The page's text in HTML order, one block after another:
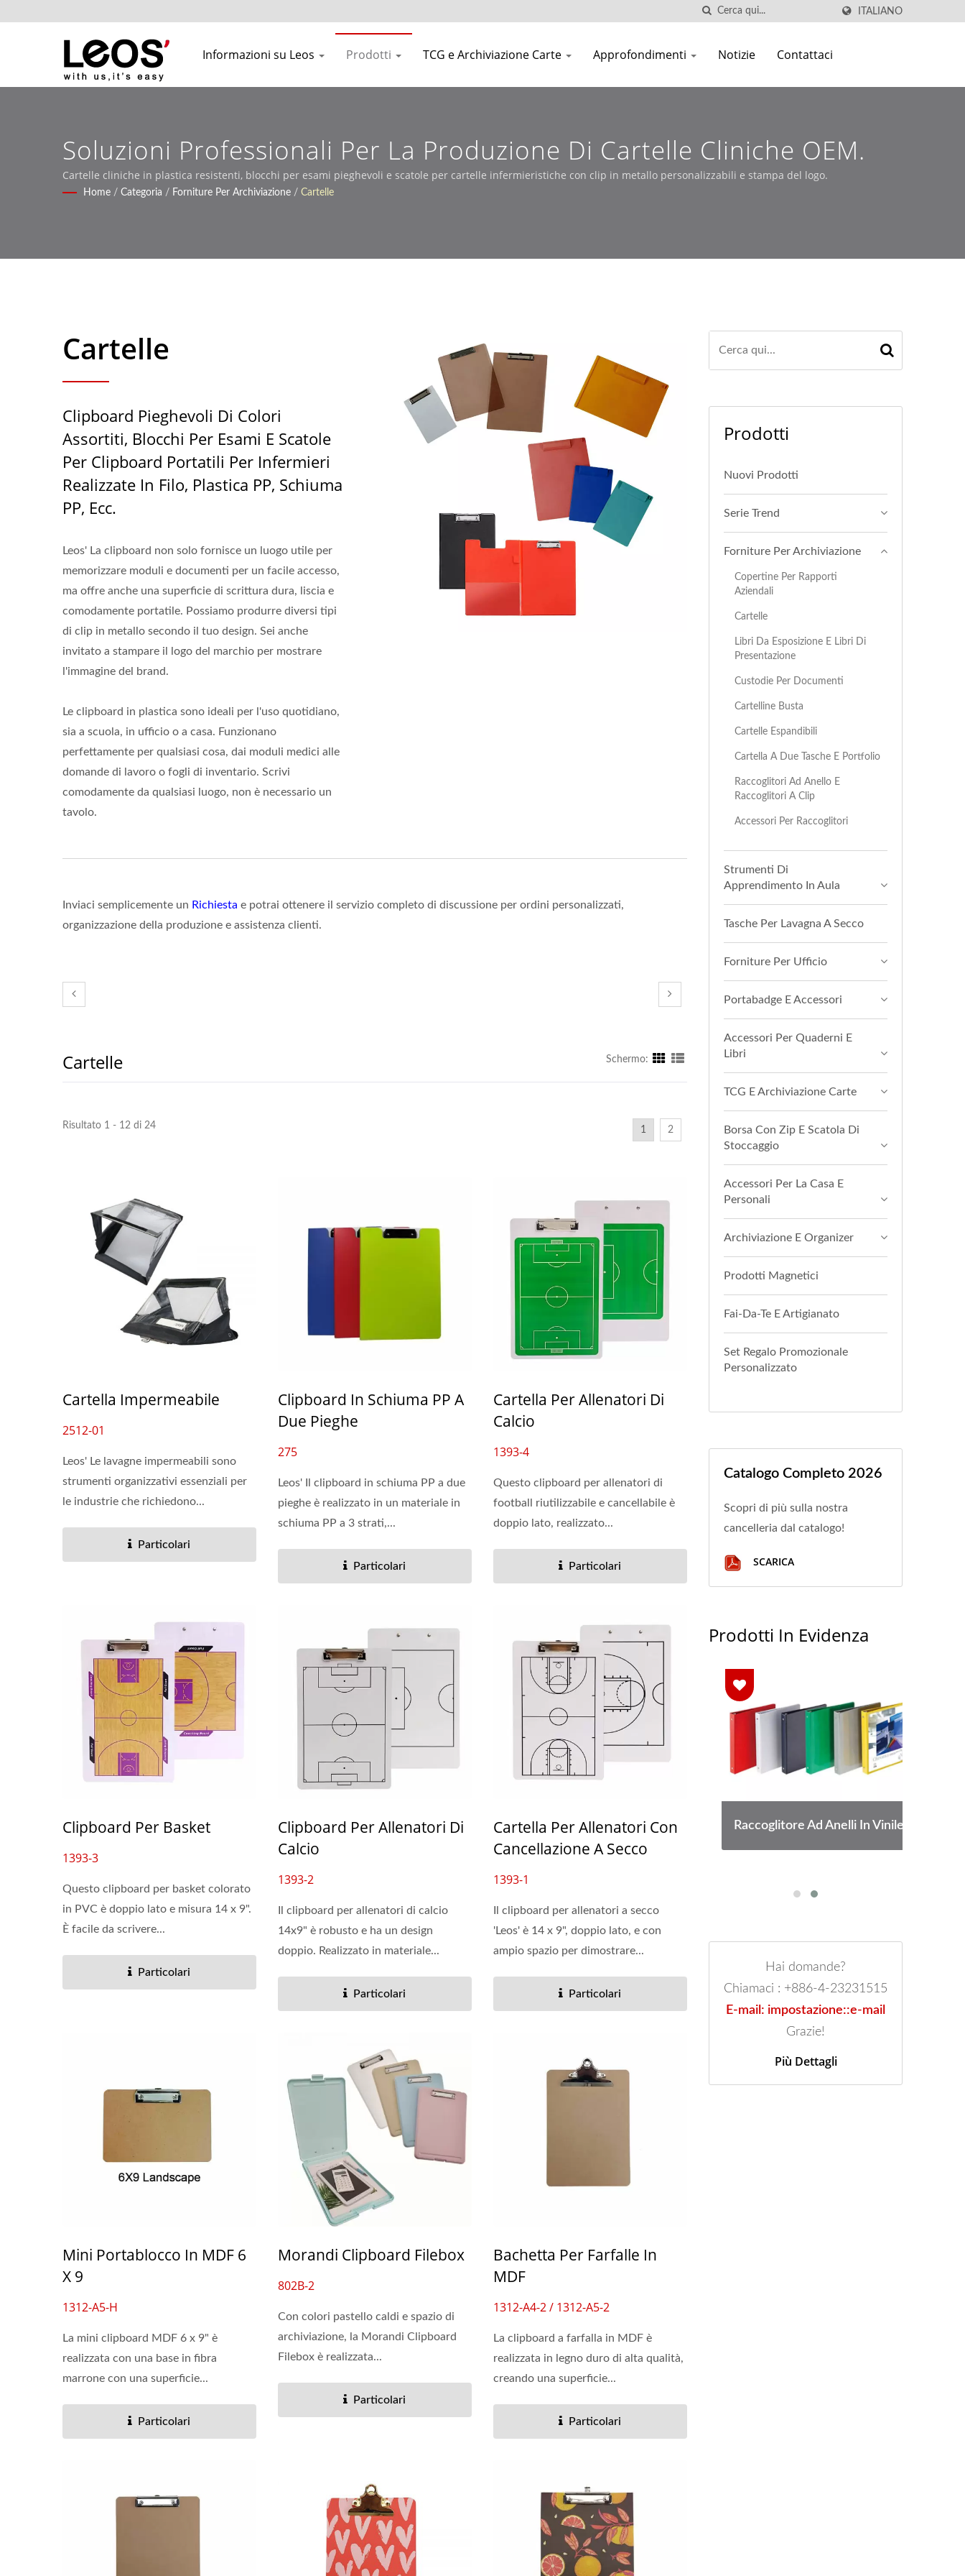
ITALIANO
Informazioni su Leos Prodotti TCG e Archiviazione Carte Approfondimenti Notizie Contattaci
Soluzioni Professionali Per La Produzione Di Cartelle Cliniche OEM.
Cartelle cliniche in plastica resistenti, blocchi per esami pieghevoli e scatole per cartelle infermieristiche con clip in metallo personalizzabili e stampa del logo.
Home / Categoria / Forniture Per Archiviazione / Cartelle
Cartelle
Clipboard Pieghevoli Di Colori
Assortiti, Blocchi Per Esami E Scatole
Per Clipboard Portatili Per Infermieri
Realizzate In Filo, Plastica PP, Schiuma
PP, Ecc.
Leos' La clipboard non solo fornisce un luogo utile per
memorizzare moduli e documenti per un facile accesso,
ma offre anche una superficie di scrittura dura, liscia e
comodamente portatile. Possiamo produrre diversi tipi
di clip in metallo secondo il tuo design. Sei anche
invitato a stampare il logo del marchio per mostrare
l'immagine del brand.
Le clipboard in plastica sono ideali per l'uso quotidiano,
sia a scuola, in ufficio o a casa. Funzionano
perfettamente per qualsiasi cosa, dai moduli medici alle
domande di lavoro o fogli di inventario. Scrivi
comodamente da qualsiasi luogo, non è necessario un
tavolo.
Inviaci semplicemente un Richiesta e potrai ottenere il servizio completo di discussione per ordini personalizzati,
organizzazione della produzione e assistenza clienti.
Cartelle Schermo:
Risultato 1 - 12 di 24 1 2
Cartella Impermeabile
2512-01
Leos' Le lavagne impermeabili sono
strumenti organizzativi essenziali per
le industrie che richiedono...
Particolari
Clipboard In Schiuma PP A
Due Pieghe
275
Leos' Il clipboard in schiuma PP a due
pieghe è realizzato in un materiale in
schiuma PP a 3 strati,...
Particolari
Cartella Per Allenatori Di
Calcio
1393-4
Questo clipboard per allenatori di
football riutilizzabile e cancellabile è
doppio lato, realizzato...
Particolari
Clipboard Per Basket
1393-3
Questo clipboard per basket colorato
in PVC è doppio lato e misura 14 x 9".
È facile da scrivere...
Particolari
Clipboard Per Allenatori Di
Calcio
1393-2
Il clipboard per allenatori di calcio
14x9" è robusto e ha un design
doppio. Realizzato in materiale...
Particolari
Cartella Per Allenatori Con
Cancellazione A Secco
1393-1
Il clipboard per allenatori a secco
'Leos' è 14 x 9", doppio lato, e con
ampio spazio per dimostrare...
Particolari
Mini Portablocco In MDF 6
X 9
1312-A5-H
La mini clipboard MDF 6 x 9" è
realizzata con una base in fibra
marrone con una superficie...
Particolari
Morandi Clipboard Filebox
802B-2
Con colori pastello caldi e spazio di
archiviazione, la Morandi Clipboard
Filebox è realizzata...
Particolari
Bachetta Per Farfalle In
MDF
1312-A4-2 / 1312-A5-2
La clipboard a farfalla in MDF è
realizzata in legno duro di alta qualità,
creando una superficie...
Particolari
Prodotti
Nuovi Prodotti
Serie Trend
Forniture Per Archiviazione
Copertine Per Rapporti
Aziendali
Cartelle
Libri Da Esposizione E Libri Di
Presentazione
Custodie Per Documenti
Cartelline Busta
Cartelle Espandibili
Cartella A Due Tasche E Portfolio
Raccoglitori Ad Anello E
Raccoglitori A Clip
Accessori Per Raccoglitori
Strumenti Di
Apprendimento In Aula
Tasche Per Lavagna A Secco
Forniture Per Ufficio
Portabadge E Accessori
Accessori Per Quaderni E
Libri
TCG E Archiviazione Carte
Borsa Con Zip E Scatola Di
Stoccaggio
Accessori Per La Casa E
Personali
Archiviazione E Organizer
Prodotti Magnetici
Fai-Da-Te E Artigianato
Set Regalo Promozionale
Personalizzato
Catalogo Completo 2026
Scopri di più sulla nostra
cancelleria dal catalogo!
SCARICA
Prodotti In Evidenza
Pochette Per Lavagna
Raccoglitore Ad Anelli In Vinile
Pochette Per Lavagna
Cancellabile
Raccoglitore Ad Anelli In Vinile
Hai domande?
Chiamaci : +886-4-23231515
E-mail: impostazione::e-mail
Grazie!
Più Dettagli